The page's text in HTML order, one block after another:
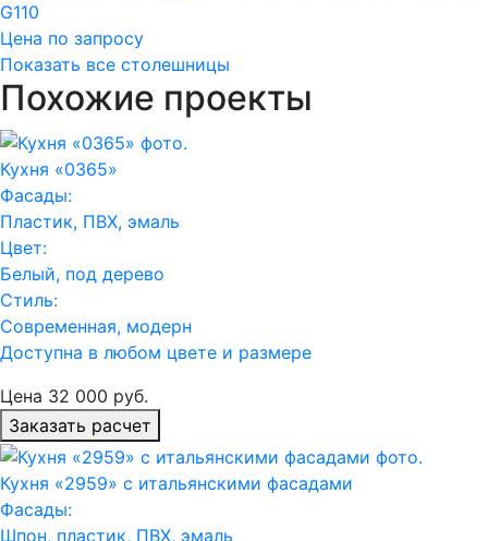
G110
Цена по запросу
Показать все столешницы
Похожие проекты
Кухня «0365»
Фасады:
Пластик, ПВХ, эмаль
Цвет:
Белый, под дерево
Стиль:
Современная, модерн
Доступна в любом цвете и размере
Цена 32 000 руб.
Заказать расчет
Кухня «2959» с итальянскими фасадами
Фасады:
Шпон, пластик, ПВХ, эмаль